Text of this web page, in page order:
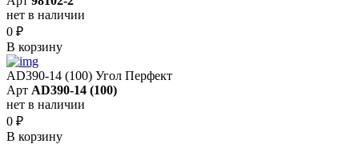
нет в наличии
0 ₽
В корзину
AD390-14 (100) Угол Перфект
Арт AD390-14 (100)
нет в наличии
0 ₽
В корзину